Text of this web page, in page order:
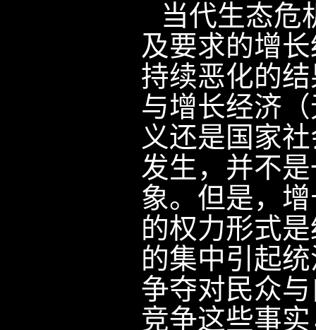
当代生态危
及要求的增
持续恶化的
与增长经济
义还是国家
发生，并不
象。但是，
的权力形式
的集中引起
争夺对民众
竞争这些事